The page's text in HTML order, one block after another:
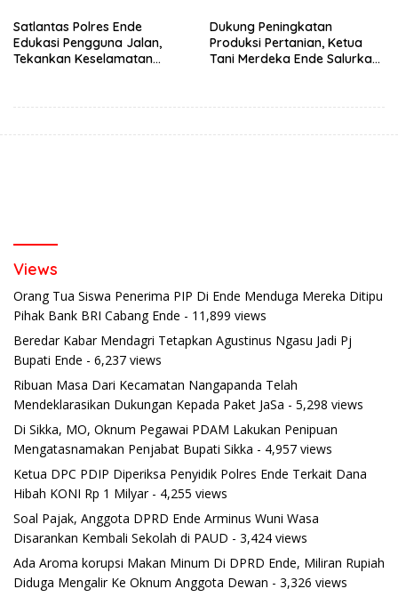
Satlantas Polres Ende
Edukasi Pengguna Jalan,
Tekankan Keselamatan
Dukung Peningkatan
Produksi Pertanian, Ketua
Tani Merdeka Ende Salurkan
Views
Orang Tua Siswa Penerima PIP Di Ende Menduga Mereka Ditipu
Pihak Bank BRI Cabang Ende - 11,899 views
Beredar Kabar Mendagri Tetapkan Agustinus Ngasu Jadi Pj
Bupati Ende - 6,237 views
Ribuan Masa Dari Kecamatan Nangapanda Telah
Mendeklarasikan Dukungan Kepada Paket JaSa - 5,298 views
Di Sikka, MO, Oknum Pegawai PDAM Lakukan Penipuan
Mengatasnamakan Penjabat Bupati Sikka - 4,957 views
Ketua DPC PDIP Diperiksa Penyidik Polres Ende Terkait Dana
Hibah KONI Rp 1 Milyar- 4,255 views
Soal Pajak, Anggota DPRD Ende Arminus Wuni Wasa
Disarankan Kembali Sekolah di PAUD - 3,424 views
Ada Aroma korupsi Makan Minum Di DPRD Ende, Miliran Rupiah
Diduga Mengalir Ke Oknum Anggota Dewan - 3,326 views